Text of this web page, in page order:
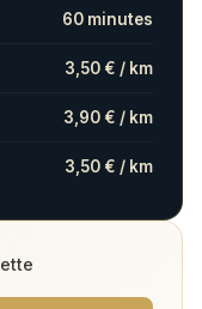
60 minutes
3,50 € / km
3,90 € / km
3,50 € / km